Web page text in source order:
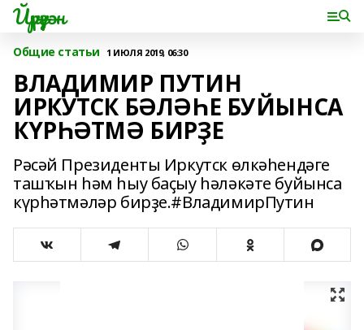
Йүрүҙән
Общие статьи 1 ИЮЛЯ 2019, 06:30
ВЛАДИМИР ПУТИН
ИРКУТСК БӘЛӘҺЕ БУЙЫНСА
КҮРҺӘТМӘ БИРҘЕ
Рәсәй Президенты Иркутск өлкәһендәге
ташҡын һәм һыу баҫыу һәләкәте буйынса
күрһәтмәләр бирҙе.#ВладимирПутин